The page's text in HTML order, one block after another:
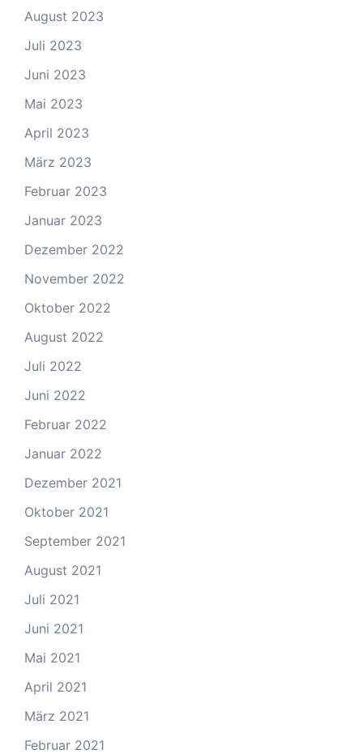
August 2023
Juli 2023
Juni 2023
Mai 2023
April 2023
März 2023
Februar 2023
Januar 2023
Dezember 2022
November 2022
Oktober 2022
August 2022
Juli 2022
Juni 2022
Februar 2022
Januar 2022
Dezember 2021
Oktober 2021
September 2021
August 2021
Juli 2021
Juni 2021
Mai 2021
April 2021
März 2021
Februar 2021